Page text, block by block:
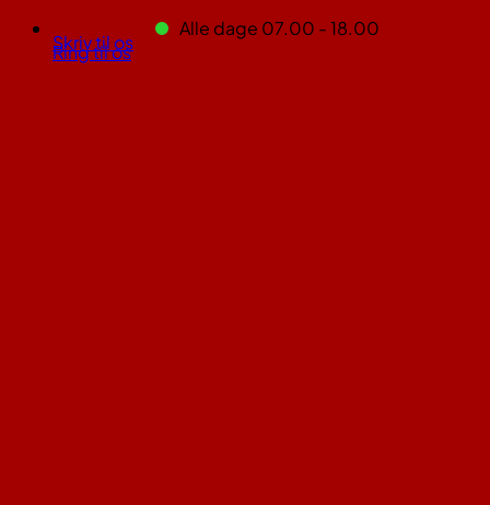
Alle dage 07.00 - 18.00
Ring til os
Skriv til os